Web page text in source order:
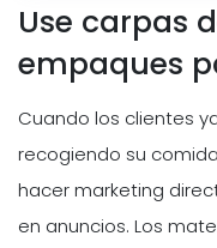
Use carpas
empaques
Cuando los clientes
recogiendo su
hacer marketing
en anuncios. Los